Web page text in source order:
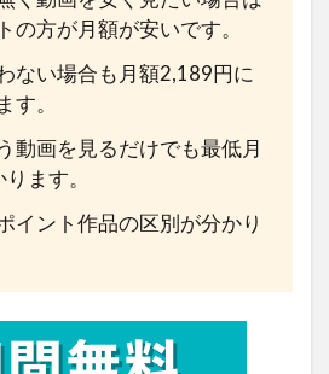
の方が月額が安いです。
ない場合も月額2,189円に
す。
動画を見るだけでも最低月
ます。
イント作品の区別が分かり